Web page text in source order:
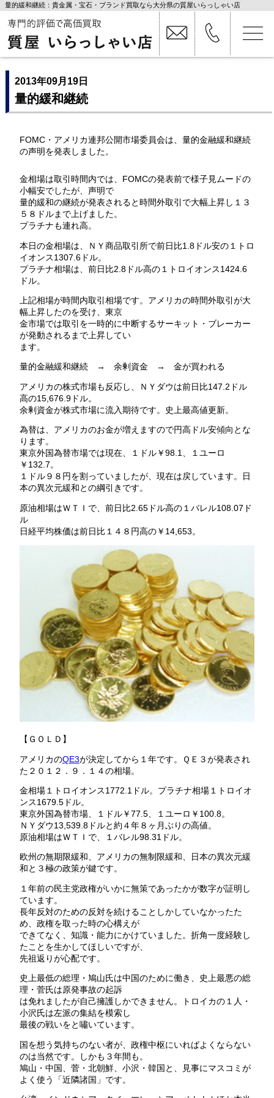
量的緩和継続：貴金属・宝石・ブランド買取なら大分県の質屋いらっしゃい店
2013年09月19日
量的緩和継続
FOMC・アメリカ連邦公開市場委員会は、量的金融緩和継続
の声明を発表しました。
金相場は取引時間内では、FOMCの発表前で様子見ムードの
小幅安でしたが、声明で
量的緩和の継続が発表されると時間外取引で大幅上昇し１３
５８ドルまで上げました。
プラチナも連れ高。
本日の金相場は、ＮＹ商品取引所で前日比1.8ドル安の１トロ
イオンス1307.6ドル。
プラチナ相場は、前日比2.8ドル高の１トロイオンス1424.6
ドル。
上記相場が時間内取引相場です。アメリカの時間外取引が大
幅上昇したのを受け、東京
金市場では取引を一時的に中断するサーキット・ブレーカー
が発動されるまで上昇してい
ます。
量的金融緩和継続 → 余剰資金 → 金が買われる
アメリカの株式市場も反応し、ＮＹダウは前日比147.2ドル
高の15,676.9ドル。
余剰資金が株式市場に流入期待です。史上最高値更新。
為替は、アメリカのお金が増えますので円高ドル安傾向とな
ります。
東京外国為替市場では現在、１ドル￥98.1、１ユーロ
￥132.7。
１ドル９８円を割っていましたが、現在は戻しています。日
本の異次元緩和との綱引きです。
原油相場はＷＴＩで、前日比2.65ドル高の１バレル108.07ド
ル
日経平均株価は前日比１４８円高の￥14,653。
【ＧＯＬＤ】
アメリカのQE3が決定してから１年です。ＱＥ３が発表され
た２０１２．９．１４の相場。
金相場１トロイオンス1772.1ドル。プラチナ相場１トロイオ
ンス1679.5ドル。
東京外国為替市場、１ドル￥77.5、１ユーロ￥100.8。
ＮＹダウ13,539.8ドルと約４年８ヶ月ぶりの高値。
原油相場はＷＴＩで、１バレル98.31ドル。
欧州の無期限緩和、アメリカの無制限緩和、日本の異次元緩
和と３極の政策が鍵です。
１年前の民主党政権がいかに無策であったかが数字が証明し
ています。
長年反対のための反対を続けることしかしていなかったた
め、政権を取った時の心構えが
できてなく、知識・能力にかけていました。折角一度経験し
たことを生かしてほしいですが、
先祖返りが心配です。
史上最低の総理・鳩山氏は中国のために働き、史上最悪の総
理・菅氏は原発事故の起訴
は免れましたが自己擁護しかできません。トロイカの１人・
小沢氏は左派の集結を模索し
最後の戦いをと嘯いています。
国を想う気持ちのない者が、政権中枢にいればよくならない
のは当然です。しかも３年間も。
鳩山・中国、菅・北朝鮮、小沢・韓国と、見事にマスコミが
よく使う「近隣諸国」です。